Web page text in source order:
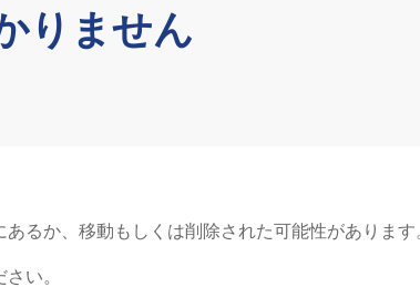
りません
るか、移動もしくは削除された可能性があります
い。